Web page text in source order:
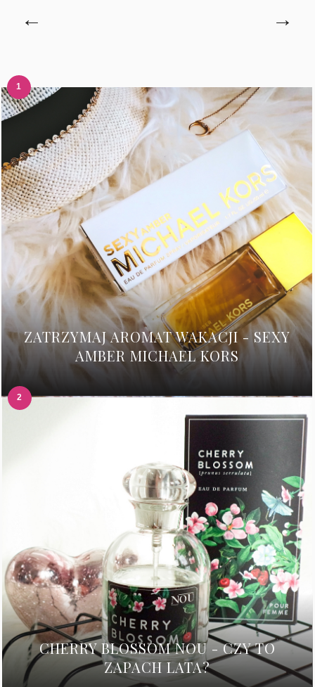
← →
ZATRZYMAJ AROMAT WAKACJI - SEXY
AMBER MICHAEL KORS
CHERRY BLOSSOM NOU - CZY TO
ZAPACH LATA?